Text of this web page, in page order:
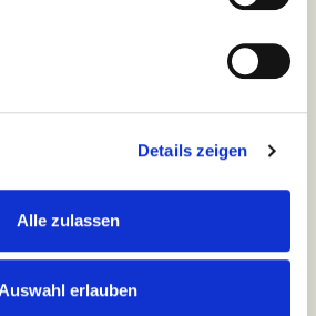
Details zeigen
Alle zulassen
Auswahl erlauben